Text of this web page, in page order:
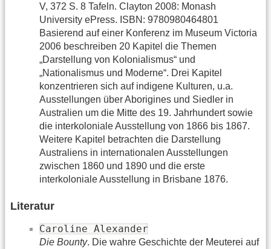
V, 372 S. 8 Tafeln. Clayton 2008: Monash
University ePress. ISBN: 9780980464801
Basierend auf einer Konferenz im Museum Victoria
2006 beschreiben 20 Kapitel die Themen
„Darstellung von Kolonialismus“ und
„Nationalismus und Moderne“. Drei Kapitel
konzentrieren sich auf indigene Kulturen, u.a.
Ausstellungen über Aborigines und Siedler in
Australien um die Mitte des 19. Jahrhundert sowie
die interkoloniale Ausstellung von 1866 bis 1867.
Weitere Kapitel betrachten die Darstellung
Australiens in internationalen Ausstellungen
zwischen 1860 und 1890 und die erste
interkoloniale Ausstellung in Brisbane 1876.
Literatur
Caroline Alexander
Die Bounty. Die wahre Geschichte der Meuterei auf